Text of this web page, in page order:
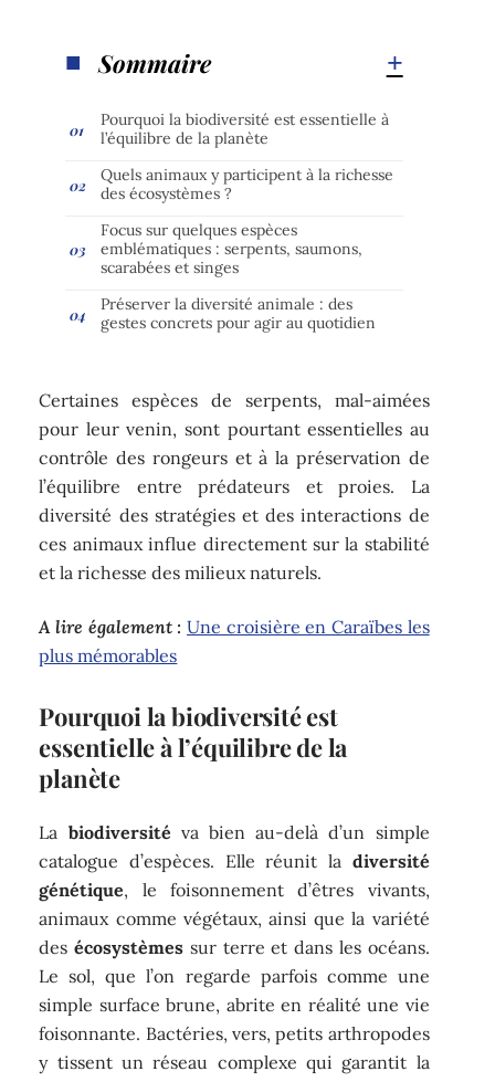
Sommaire
Pourquoi la biodiversité est essentielle à
l’équilibre de la planète
Quels animaux y participent à la richesse
des écosystèmes ?
Focus sur quelques espèces
emblématiques : serpents, saumons,
scarabées et singes
Préserver la diversité animale : des
gestes concrets pour agir au quotidien
Certaines espèces de serpents, mal-aimées
pour leur venin, sont pourtant essentielles au
contrôle des rongeurs et à la préservation de
l’équilibre entre prédateurs et proies. La
diversité des stratégies et des interactions de
ces animaux influe directement sur la stabilité
et la richesse des milieux naturels.
A lire également : Une croisière en Caraïbes les
plus mémorables
Pourquoi la biodiversité est
essentielle à l’équilibre de la
planète
La biodiversité va bien au-delà d’un simple
catalogue d’espèces. Elle réunit la diversité
génétique, le foisonnement d’êtres vivants,
animaux comme végétaux, ainsi que la variété
desécosystèmes sur terre et dans les océans.
Le sol, que l’on regarde parfois comme une
simple surface brune, abrite en réalité une vie
foisonnante. Bactéries, vers, petits arthropodes
y tissent un réseau complexe qui garantit la